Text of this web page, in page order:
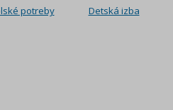
potreby Detská izba